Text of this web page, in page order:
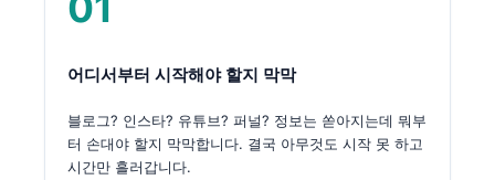
어디서부터 시작해야 할지 막막
블로그? 인스타? 유튜브? 퍼널? 정보는 쏟아지는데 뭐부
터 손대야 할지 막막합니다. 결국 아무것도 시작 못 하고
시간만 흘러갑니다.